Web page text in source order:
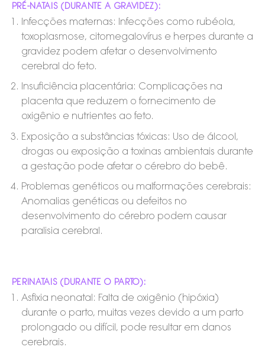
PRÉ-NATAIS (DURANTE A GRAVIDEZ):
Infecções maternas: Infecções como rubéola,
toxoplasmose, citomegalovírus e herpes durante a
gravidez podem afetar o desenvolvimento
cerebral do feto.
Insuficiência placentária: Complicações na
placenta que reduzem o fornecimento de
oxigênio e nutrientes ao feto.
Exposição a substâncias tóxicas: Uso de álcool,
drogas ou exposição a toxinas ambientais durante
a gestação pode afetar o cérebro do bebê.
Problemas genéticos ou malformações cerebrais:
Anomalias genéticas ou defeitos no
desenvolvimento do cérebro podem causar
paralisia cerebral.
PERINATAIS (DURANTE O PARTO):
Asfixia neonatal: Falta de oxigênio (hipóxia)
durante o parto, muitas vezes devido a um parto
prolongado ou difícil, pode resultar em danos
cerebrais.